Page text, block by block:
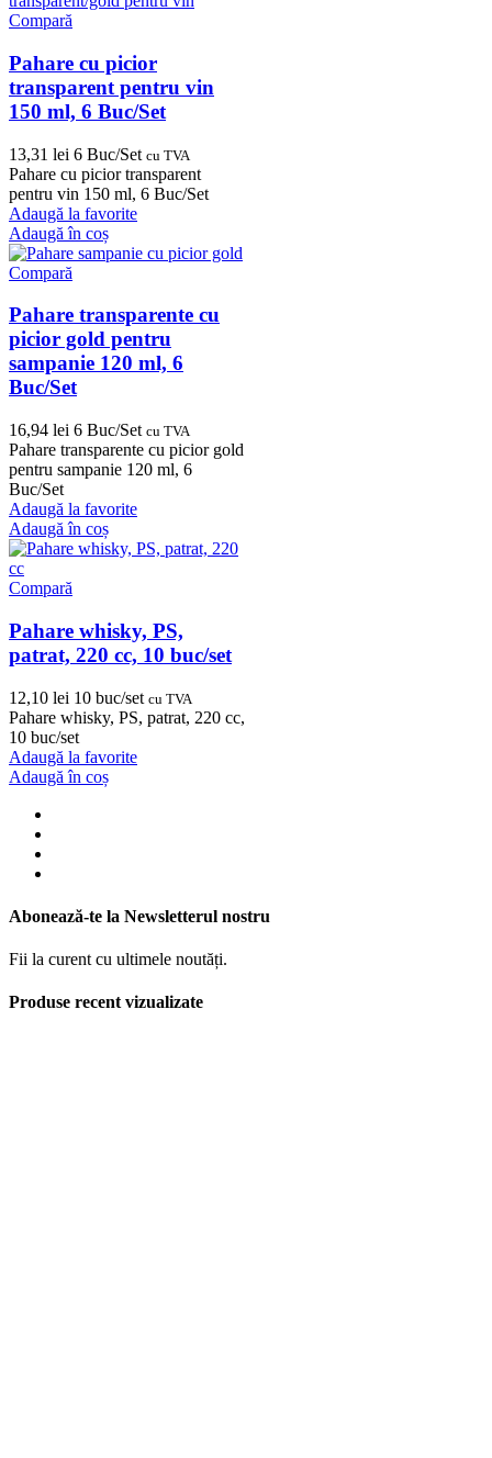
Compară
Pahare cu picior
transparent pentru vin
150 ml, 6 Buc/Set
13,31 lei 6 Buc/Set cu TVA
Pahare cu picior transparent
pentru vin 150 ml, 6 Buc/Set
Adaugă la favorite
Adaugă în coș
Compară
Pahare transparente cu
picior gold pentru
sampanie 120 ml, 6
Buc/Set
16,94 lei 6 Buc/Set cu TVA
Pahare transparente cu picior gold
pentru sampanie 120 ml, 6
Buc/Set
Adaugă la favorite
Adaugă în coș
Compară
Pahare whisky, PS,
patrat, 220 cc, 10 buc/set
12,10 lei 10 buc/set cu TVA
Pahare whisky, PS, patrat, 220 cc,
10 buc/set
Adaugă la favorite
Adaugă în coș
Abonează-te la Newsletterul nostru
Fii la curent cu ultimele noutăți.
Produse recent vizualizate